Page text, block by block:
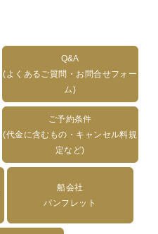
Q&A
(よくあるご質問・お問合せフォー
ム)
ご予約条件
(代金に含むもの・キャンセル料規
定など)
船会社
パンフレット